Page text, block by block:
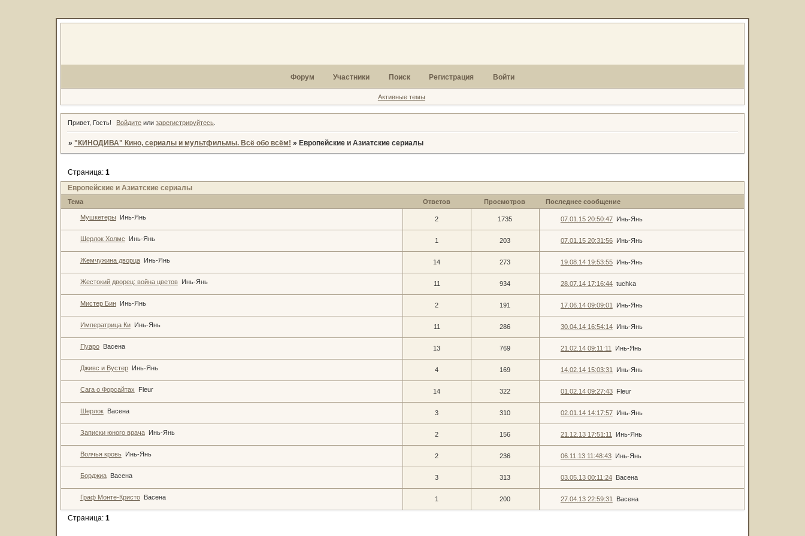
Форум Участники Поиск Регистрация Войти
Активные темы
Привет, Гость! Войдите илизарегистрируйтесь
» "КИНОДИВА" Кино, сериалы и мультфильмы. Всё обо всём! » Европейские и Азиатские сериалы
Европейские и Азиатские сериалы
Страница: 1
Тема Ответов Просмотров Последнее сообщение
Мушкетеры Инь-Янь 2 1735 07.01.15 20:50:47 Инь-Янь
Шерлок Холмс Инь-Янь 1 203 07.01.15 20:31:56 Инь-Янь
Жемчужина дворца Инь-Янь 14 273 19.08.14 19:53:55 Инь-Янь
Жестокий дворец: война цветов Инь-Янь 11 934 28.07.14 17:16:44 tuchka
Мистер Бин Инь-Янь 2 191 17.06.14 09:09:01 Инь-Янь
Императрица Ки Инь-Янь 11 286 30.04.14 16:54:14 Инь-Янь
Пуаро Васена 13 769 21.02.14 09:11:11 Инь-Янь
Дживс и Вустер Инь-Янь 4 169 14.02.14 15:03:31 Инь-Янь
Сага о Форсайтах Fleur 14 322 01.02.14 09:27:43 Fleur
Шерлок Васена 3 310 02.01.14 14:17:57 Инь-Янь
Записки юного врача Инь-Янь 2 156 21.12.13 17:51:11 Инь-Янь
Волчья кровь Инь-Янь 2 236 06.11.13 11:48:43 Инь-Янь
Борджиа Васена 3 313 03.05.13 00:11:24 Васена
Граф Монте-Кристо Васена 1 200 27.04.13 22:59:31 Васена
Страница: 1